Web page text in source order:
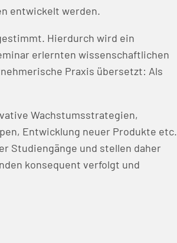
entwickelt werden.
Hierdurch wird ein
erlernten wissenschaftlichen
Praxis übersetzt: Als
Wachstumsstrategien,
Entwicklung neuer Produkte etc.
Studiengänge und stellen daher
konsequent verfolgt und